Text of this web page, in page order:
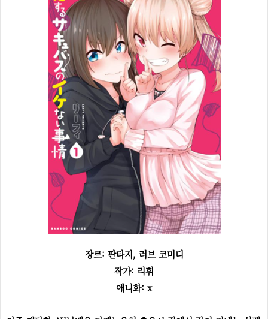
장르: 판타지, 러브 코미디
작가: 리휘
애니화: x